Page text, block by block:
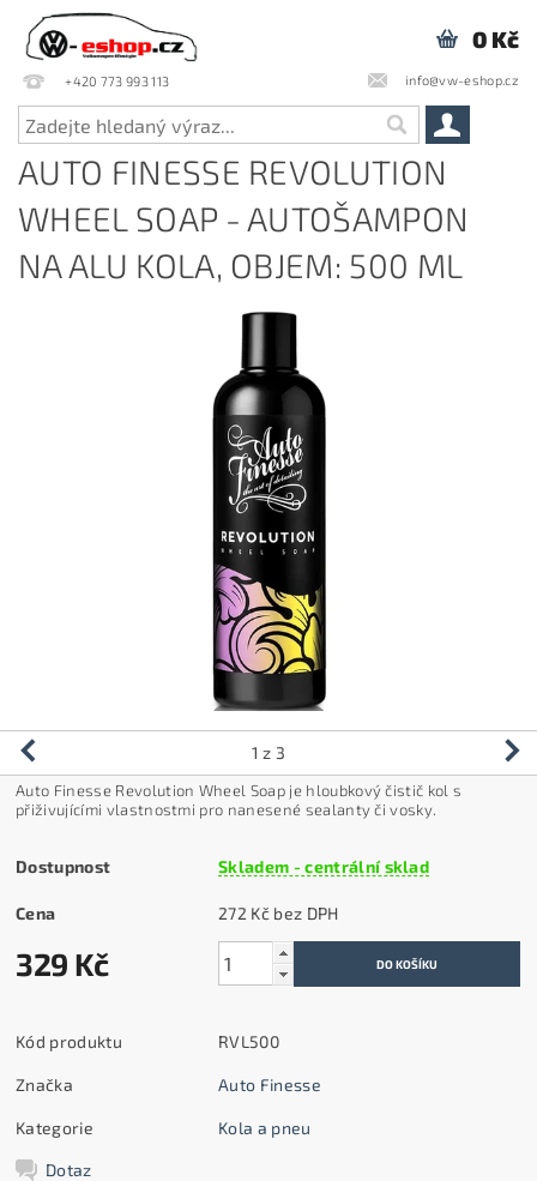
+420 773 993 113 info@vw-eshop.cz
0 Kč
AUTO FINESSE REVOLUTION
WHEEL SOAP - AUTOŠAMPON
NA ALU KOLA, OBJEM: 500 ML
1 z 3
Auto Finesse Revolution Wheel Soap je hloubkový čistič kol s
přiživujícími vlastnostmi pro nanesené sealanty či vosky.
Dostupnost Skladem - centrální sklad
Cena 272 Kč bez DPH
329 Kč
Kód produktu RVL500
Značka Auto Finesse
Kategorie Kola a pneu
Dotaz